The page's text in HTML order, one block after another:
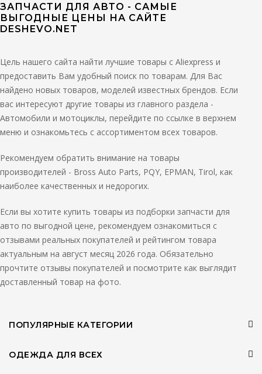
ЗАПЧАСТИ ДЛЯ АВТО - САМЫЕ
ВЫГОДНЫЕ ЦЕНЫ НА САЙТЕ
DESHEVO.NET
Цель нашего сайта найти лучшие товары с Aliexpress и
предоставить Вам удобный поиск по товарам. Для Вас
найдено новых товаров, моделей известных брендов. Если
вас интересуют другие товары из главного раздела -
Автомобили и мотоциклы, перейдите по ссылке в верхнем
меню и ознакомьтесь с ассортиментом всех товаров.
Рекомендуем обратить внимание на товары
производителей - Bross Auto Parts, PQY, EPMAN, Tirol, как
наиболее качественных и недорогих.
Если вы хотите купить товары из подборки запчасти для
авто по выгодной цене, рекомендуем ознакомиться с
отзывами реальных покупателей и рейтингом товара
актуальным на август месяц 2026 года. Обязательно
прочтите отзывы покупателей и посмотрите как выглядит
доставленный товар на фото.
ПОПУЛЯРНЫЕ КАТЕГОРИИ
ОДЕЖДА ДЛЯ ВСЕХ